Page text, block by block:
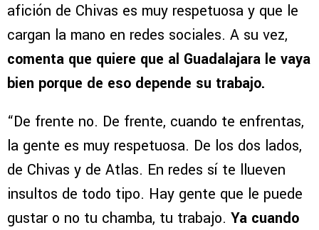
afición de Chivas es muy respetuosa y que le
cargan la mano en redes sociales. A su vez,
comenta que quiere que al Guadalajara le vaya
bien porque de eso depende su trabajo.
“De frente no. De frente, cuando te enfrentas,
la gente es muy respetuosa. De los dos lados,
de Chivas y de Atlas. En redes sí te llueven
insultos de todo tipo. Hay gente que le puede
gustar o no tu chamba, tu trabajo. Ya cuando